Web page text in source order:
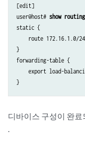
    unit 0 {
        family inet {
address
        }
    }
}
ge-0/0/7 {
    unit 0 {
        }
[edit]
user@host# show
static {
route 172.16.1.0/
}
forwarding-table {
export load-
디바이스 구성이 완
.